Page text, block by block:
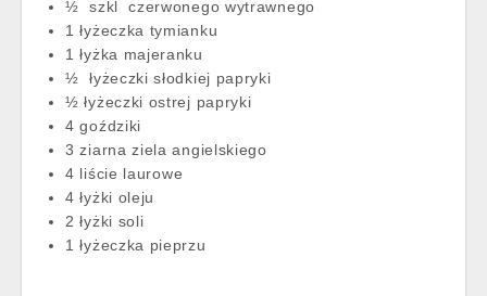
½ szkl czerwonego wytrawnego
1 łyżeczka tymianku
1 łyżka majeranku
½ łyżeczki słodkiej papryki
½ łyżeczki ostrej papryki
4 goździki
3 ziarna ziela angielskiego
4 liście laurowe
4 łyżki oleju
2 łyżki soli
1 łyżeczka pieprzu